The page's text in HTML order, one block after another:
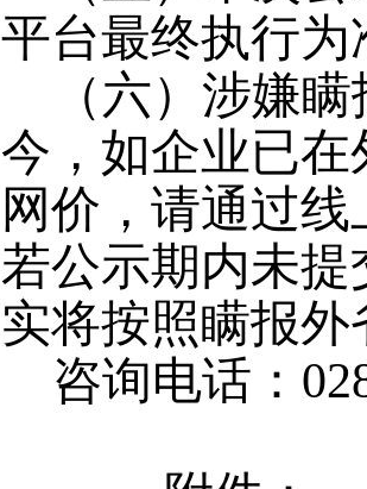
平台最终执行
（六）涉嫌
今，如企业已
网价，请通过
若公示期内未
实将按照瞒报
咨询电话：